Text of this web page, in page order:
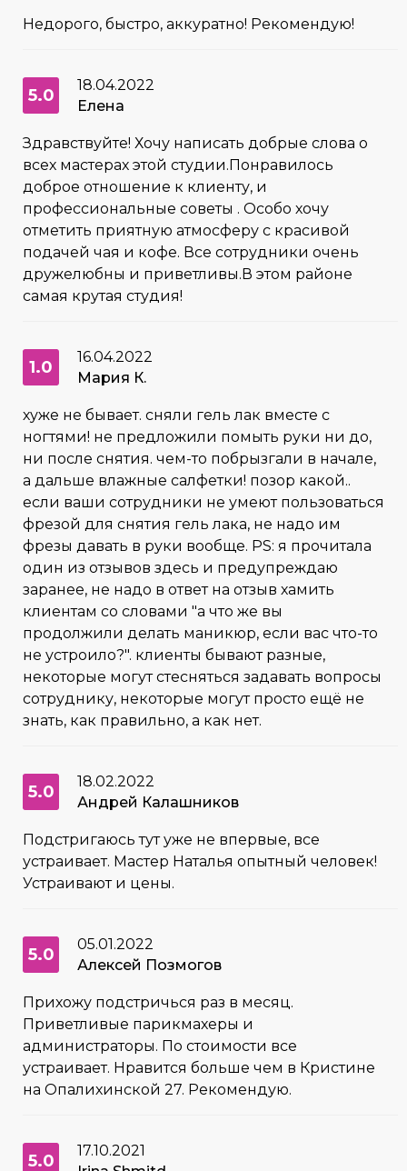
Недорого, быстро, аккуратно! Рекомендую!
5.0
18.04.2022
Елена
Здравствуйте! Хочу написать добрые слова о
всех мастерах этой студии.Понравилось
доброе отношение к клиенту, и
профессиональные советы . Особо хочу
отметить приятную атмосферу с красивой
подачей чая и кофе. Все сотрудники очень
дружелюбны и приветливы.В этом районе
самая крутая студия!
1.0
16.04.2022
Мария К.
хуже не бывает. сняли гель лак вместе с
ногтями! не предложили помыть руки ни до,
ни после снятия. чем-то побрызгали в начале,
а дальше влажные салфетки! позор какой..
если ваши сотрудники не умеют пользоваться
фрезой для снятия гель лака, не надо им
фрезы давать в руки вообще. PS: я прочитала
один из отзывов здесь и предупреждаю
заранее, не надо в ответ на отзыв хамить
клиентам со словами "а что же вы
продолжили делать маникюр, если вас что-то
не устроило?". клиенты бывают разные,
некоторые могут стесняться задавать вопросы
сотруднику, некоторые могут просто ещё не
знать, как правильно, а как нет.
5.0
18.02.2022
Андрей Калашников
Подстригаюсь тут уже не впервые, все
устраивает. Мастер Наталья опытный человек!
Устраивают и цены.
5.0
05.01.2022
Алексей Позмогов
Прихожу подстричься раз в месяц.
Приветливые парикмахеры и
администраторы. По стоимости все
устраивает. Нравится больше чем в Кристине
на Опалихинской 27. Рекомендую.
5.0
17.10.2021